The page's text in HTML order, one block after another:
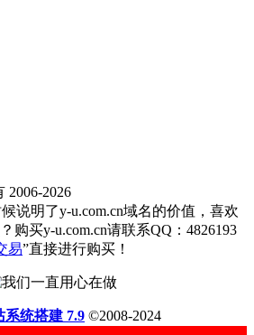
2006-2026
说明了y-u.com.cn域名的价值，喜欢
购买y-u.com.cn请联系QQ：4826193
易”直接进行购买！
统搭建 7.9 ©2008-2024